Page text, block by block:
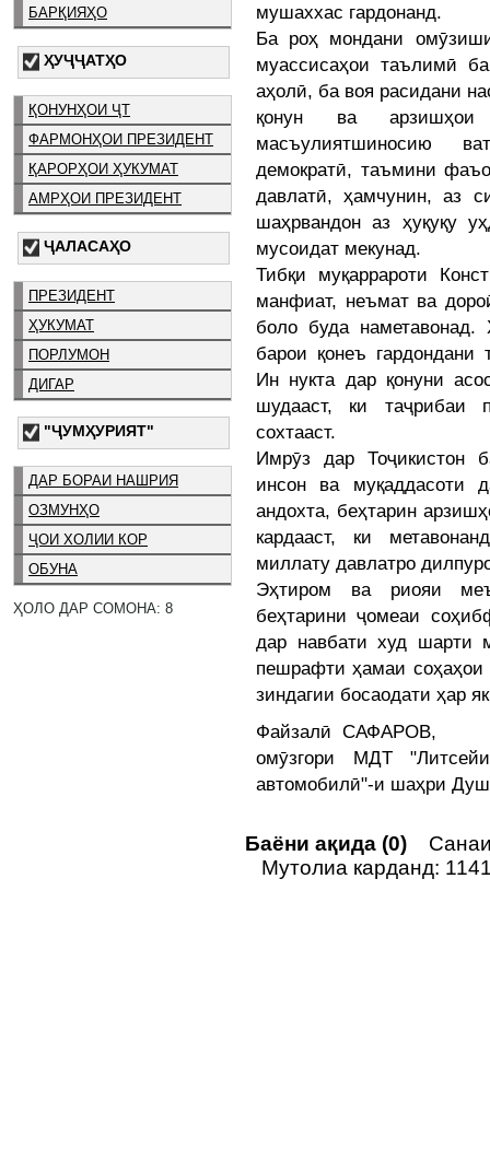
БАРҚИЯҲО
ҲУҶҶАТҲО
ҚОНУНҲОИ ҶТ
ФАРМОНҲОИ ПРЕЗИДЕНТ
ҚАРОРҲОИ ҲУКУМАТ
АМРҲОИ ПРЕЗИДЕНТ
ҶАЛАСАҲО
ПРЕЗИДЕНТ
ҲУКУМАТ
ПОРЛУМОН
ДИГАР
"ҶУМҲУРИЯТ"
ДАР БОРАИ НАШРИЯ
ОЗМУНҲО
ҶОИ ХОЛИИ КОР
ОБУНА
ҲОЛО ДАР СОМОНА: 8
мушаххас гардонанд.
Ба роҳ мондани
муассисаҳои таълимӣ
аҳолӣ, ба воя расидани
қонун ва
масъулиятшиносию
демократӣ, таъмини
давлатӣ, ҳамчунин, аз
шаҳрвандон аз ҳуқуқу
мусоидат мекунад.
Тибқи муқаррароти
манфиат, неъмат ва
боло буда
барои қонеъ гардондани
Ин нукта дар қонуни
шудааст, ки таҷрибаи
сохтааст.
Имрӯз дар Тоҷикистон
инсон ва муқаддасоти
андохта, беҳтарин
кардааст, ки
миллату давлатро
Эҳтиром ва риояи
беҳтарини ҷомеаи
дар навбати худ шарти
пешрафти ҳамаи соҳаҳои
зиндагии босаодати ҳар
Файзалӣ САФАРОВ,
омӯзгори МДТ
автомобилӣ"-и шаҳри
Баёни ақида (0)
Мутолиа карданд: